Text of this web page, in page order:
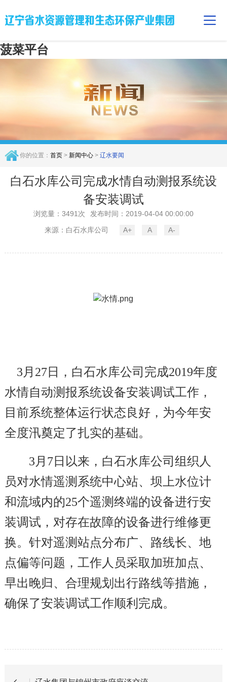
菠菜平台
你的位置： 首页> 新闻中心> 辽水要闻
白石水库公司完成水情自动测报系统设
备安装调试
浏览量：3491次
发布时间：2019-04-04 00:00:00
来源：白石水库公司
A+ A A-
3 月27日，白石水库公司完成2019年度
水情自动测报系统设备安装调试工作，
目前系统整体运行状态良好，为今年安
全度汛奠定了扎实的基础。
3 月7日以来，白石水库公司组织人
员对水情遥测系统中心站、坝上水位计
和流域内的25个遥测终端的设备进行安
装调试，对存在故障的设备进行维修更
换。 针对遥测站点分布广、路线长、地
点偏等问题，工作人员采取加班加点、
早出晚归、合理规划出行路线等措施，
确保了安装调试工作顺利完成。